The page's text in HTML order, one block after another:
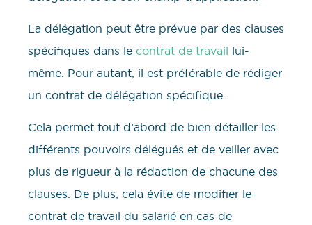
La délégation peut être prévue par des clauses
spécifiques dans le contrat de travail lui-
même. Pour autant, il est préférable de rédiger
un contrat de délégation spécifique.
Cela permet tout d’abord de bien détailler les
différents pouvoirs délégués et de veiller avec
plus de rigueur à la rédaction de chacune des
clauses. De plus, cela évite de modifier le
contrat de travail du salarié en cas de